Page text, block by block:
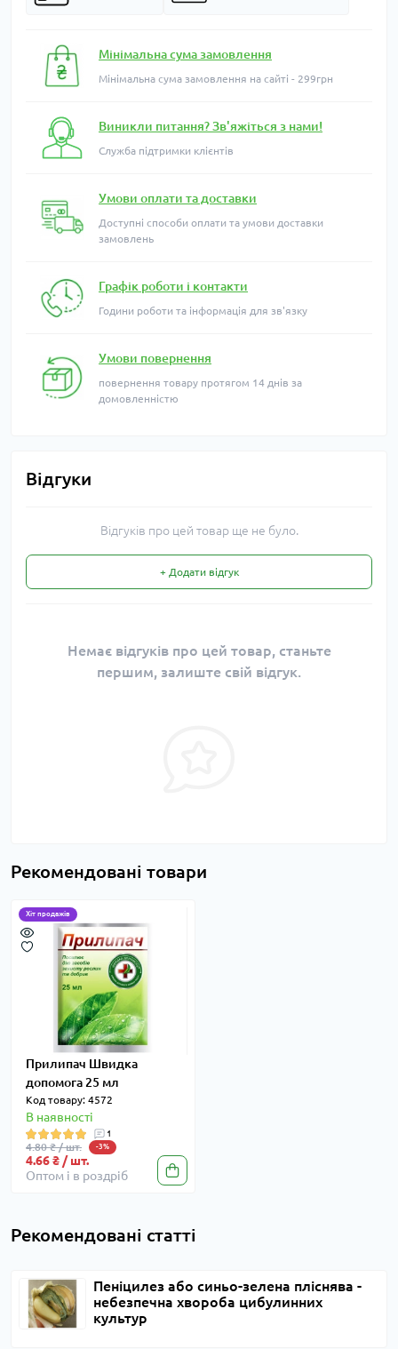
Мінімальна сума замовлення
Мінімальна сума замовлення на сайті - 299грн
Виникли питання? Зв'яжіться з нами!
Служба підтримки клієнтів
Умови оплати та доставки
Доступні способи оплати та умови доставки
замовлень
Графік роботи і контакти
Години роботи та інформація для зв'язку
Умови повернення
повернення товару протягом 14 днів за
домовленністю
Відгуки
Відгуків про цей товар ще не було.
+ Додати відгук
Немає відгуків про цей товар, станьте
першим, залиште свій відгук.
Рекомендовані товари
Хіт продажів
Прилипач Швидка
допомога 25 мл
Код товару: 4572
В наявності
1
4.80 ₴ / шт. -3%
4.66 ₴ / шт.
Оптом і в роздріб
Рекомендовані статті
Пеніцилез або синьо-зелена пліснява -
небезпечна хвороба цибулинних
культур